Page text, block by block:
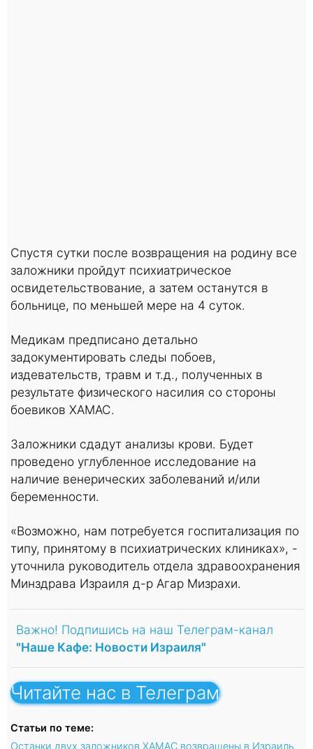
Спустя сутки после возвращения на родину все
заложники пройдут психиатрическое
освидетельствование, а затем останутся в
больнице, по меньшей мере на 4 суток.
Медикам предписано детально
задокументировать следы побоев,
издевательств, травм и т.д., полученных в
результате физического насилия со стороны
боевиков ХАМАС.
Заложники сдадут анализы крови. Будет
проведено углубленное исследование на
наличие венерических заболеваний и/или
беременности.
«Возможно, нам потребуется госпитализация по
типу, принятому в психиатрических клиниках», -
уточнила руководитель отдела здравоохранения
Минздрава Израиля д-р Агар Мизрахи.
Важно! Подпишись на наш Телеграм-канал
"Наше Кафе: Новости Израиля"
Читайте нас в Телеграм
Статьи по теме:
Останки двух заложников ХАМАС возвращены в Израиль